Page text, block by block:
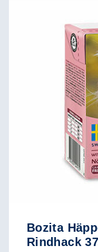
Bozita
Rindhack